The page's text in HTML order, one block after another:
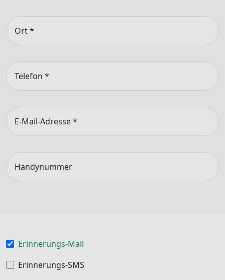
Ort*
Telefon *
E-Mail-Adresse*
Handynummer
Erinnerungs-Mail
Erinnerungs-SMS